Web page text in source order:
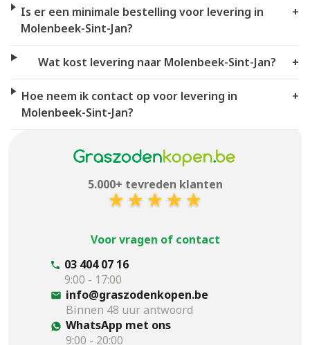
Is er een minimale bestelling voor levering in
Molenbeek-Sint-Jan?
+
Wat kost levering naar Molenbeek-Sint-Jan? +
Hoe neem ik contact op voor levering in
Molenbeek-Sint-Jan?
+
5.000+ tevreden klanten
Voor vragen of contact
03 404 07 16
9:00 - 17:00
info@graszodenkopen.be
Binnen 48 uur antwoord
WhatsApp met ons
9:00 - 20:00